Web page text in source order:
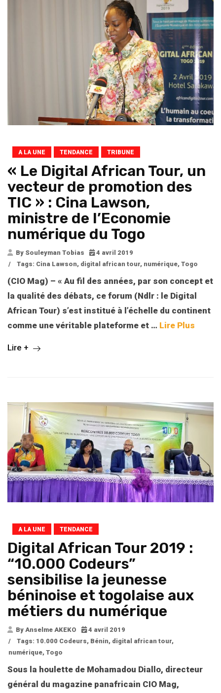
A LA UNE TENDANCE TRIBUNE
« Le Digital African Tour, un
vecteur de promotion des
TIC » : Cina Lawson,
ministre de l’Economie
numérique du Togo
By Souleyman Tobias
4 avril 2019
/
Tags: Cina Lawson, digital african tour, numérique, Togo
(CIO Mag) – « Au fil des années, par son concept et
la qualité des débats, ce forum (Ndlr : le Digital
African Tour) s’est institué à l’échelle du continent
comme une véritable plateforme et … Lire Plus
Lire +
A LA UNE TENDANCE
Digital African Tour 2019 :
“10.000 Codeurs”
sensibilise la jeunesse
béninoise et togolaise aux
métiers du numérique
By Anselme AKEKO
4 avril 2019
/
Tags: 10.000 Codeurs, Bénin, digital african tour,
numérique, Togo
Sous la houlette de Mohamadou Diallo, directeur
général du magazine panafricain CIO Mag,